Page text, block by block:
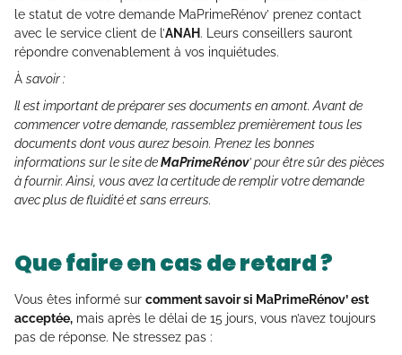
le statut de votre demande MaPrimeRénov’ prenez contact
avec le service client de l’ANAH. Leurs conseillers sauront
répondre convenablement à vos inquiétudes.
À savoir :
Il est important de préparer ses documents en amont. Avant de
commencer votre demande, rassemblez premièrement tous les
documents dont vous aurez besoin. Prenez les bonnes
informations sur le site deMaPrimeRénov’ pour être sûr des pièces
à fournir. Ainsi, vous avez la certitude de remplir votre demande
avec plus de fluidité et sans erreurs.
Que faire en cas de retard ?
Vous êtes informé sur comment savoir si MaPrimeRénov’ est
acceptée, mais après le délai de 15 jours, vous n’avez toujours
pas de réponse. Ne stressez pas :